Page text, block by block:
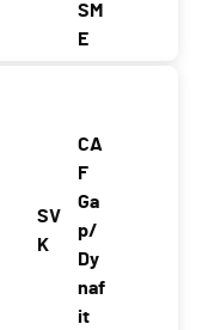
SM
E
SV
K
CA
F
Ga
p/
Dy
naf
it